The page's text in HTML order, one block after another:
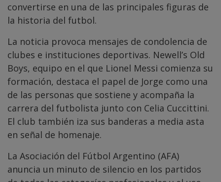
convertirse en una de las principales figuras de
la historia del futbol.
La noticia provoca mensajes de condolencia de
clubes e instituciones deportivas. Newell’s Old
Boys, equipo en el que Lionel Messi comienza su
formación, destaca el papel de Jorge como una
de las personas que sostiene y acompaña la
carrera del futbolista junto con Celia Cuccittini.
El club también iza sus banderas a media asta
en señal de homenaje.
La Asociación del Fútbol Argentino (AFA)
anuncia un minuto de silencio en los partidos